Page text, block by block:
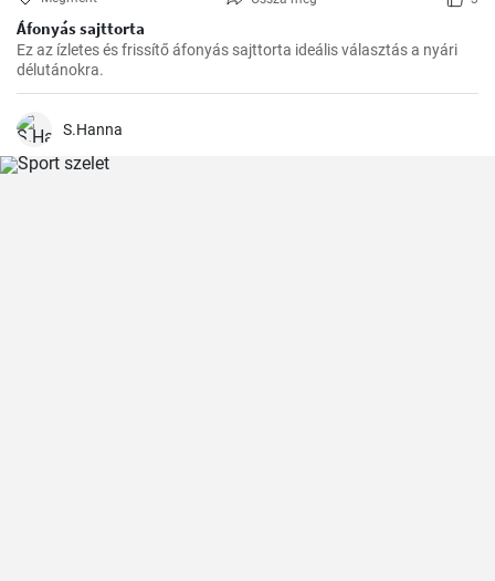
Áfonyás sajttorta
Ez az ízletes és frissítő áfonyás sajttorta ideális választás a nyári
délutánokra.
S.Hanna